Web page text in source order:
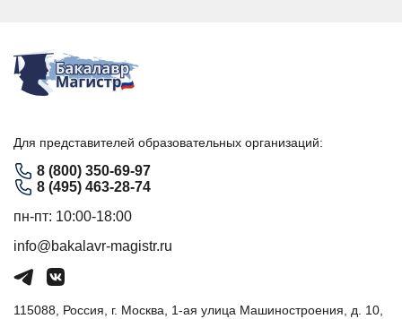
Для представителей образовательных организаций:
8 (800) 350-69-97
8 (495) 463-28-74
пн-пт: 10:00-18:00
info@bakalavr-magistr.ru
115088, Россия, г. Москва, 1-ая улица Машиностроения, д. 10,